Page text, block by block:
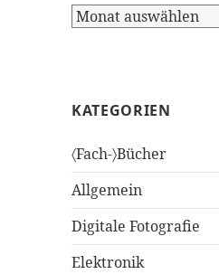
Archiv
KATEGORIEN
〈Fach-〉Bücher
Allgemein
Digitale Fotografie
Elektronik